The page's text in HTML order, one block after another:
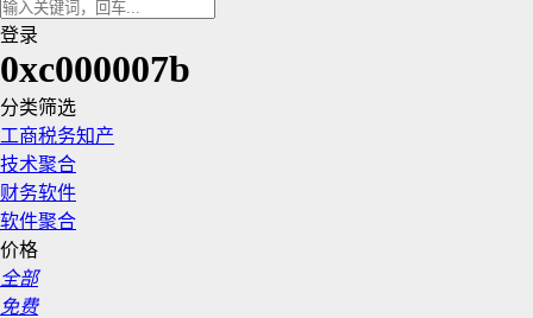
登录
0xc000007b
分类筛选
工商税务知产
技术聚合
财务软件
软件聚合
价格
全部
免费